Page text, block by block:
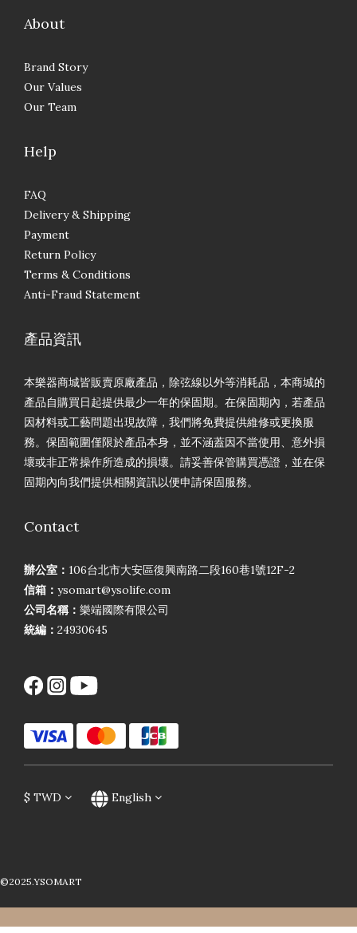
About
Brand Story
Our Values
Our Team
Help
FAQ
Delivery & Shipping
Payment
Return Policy
Terms & Conditions
Anti-Fraud Statement
產品資訊
本樂器商城皆販賣原廠產品，除弦線以外等消耗品，本商城的
產品自購買日起提供最少一年的保固期。在保固期內，若產品
因材料或工藝問題出現故障，我們將免費提供維修或更換服
務。保固範圍僅限於產品本身，並不涵蓋因不當使用、意外損
壞或非正常操作所造成的損壞。請妥善保管購買憑證，並在保
固期內向我們提供相關資訊以便申請保固服務。
Contact
辦公室： 106台北市大安區復興南路二段160巷1號12F-2
信箱： ysomart@ysolife.com
公司名稱： 樂端國際有限公司
統編： 24930645
$ TWD English
©2025.YSOMART